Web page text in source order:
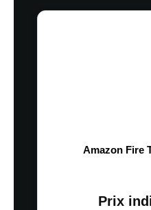
Amazon Fire
Prix